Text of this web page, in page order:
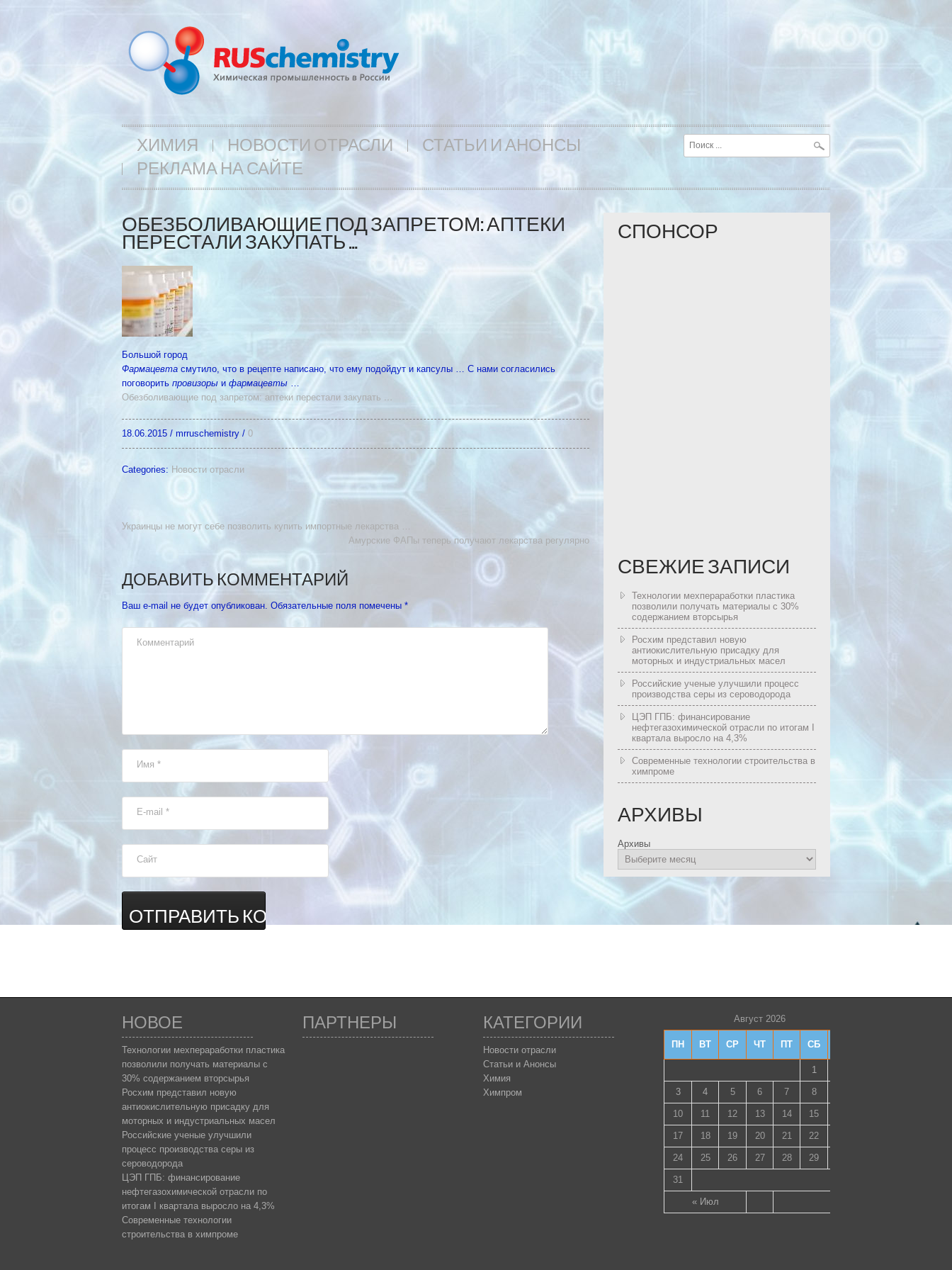
ХИМИЯ НОВОСТИ ОТРАСЛИ
СТАТЬИ И АНОНСЫ
РЕКЛАМА НА САЙТЕ
ОБЕЗБОЛИВАЮЩИЕ ПОД ЗАПРЕТОМ: АПТЕКИ
ПЕРЕСТАЛИ ЗАКУПАТЬ …
Большой город
Фармацевта смутило, что в рецепте написано, что ему подойдут и капсулы … С нами согласились
поговорить провизоры и фармацевты …
Обезболивающие под запретом: аптеки перестали закупать …
18.06.2015 / mrruschemistry / 0
Categories: Новости отрасли
Украинцы не могут себе позволить купить импортные лекарства …
Амурские ФАПы теперь получают лекарства регулярно
ДОБАВИТЬ КОММЕНТАРИЙ
Ваш e-mail не будет опубликован. Обязательные поля помечены *
Комментарий
Имя *
E-mail *
Сайт
СПОНСОР
СВЕЖИЕ ЗАПИСИ
Технологии мехпераработки пластика
позволили получать материалы с 30%
содержанием вторсырья
Росхим представил новую
антиокислительную присадку для
моторных и индустриальных масел
Российские ученые улучшили процесс
производства серы из сероводорода
ЦЭП ГПБ: финансирование
нефтегазохимической отрасли по итогам I
квартала выросло на 4,3%
Современные технологии строительства в
химпроме
АРХИВЫ
Архивы
НОВОЕ
Технологии мехпераработки пластика
позволили получать материалы с
30% содержанием вторсырья
Росхим представил новую
антиокислительную присадку для
моторных и индустриальных масел
Российские ученые улучшили
процесс производства серы из
сероводорода
ЦЭП ГПБ: финансирование
нефтегазохимической отрасли по
итогам I квартала выросло на 4,3%
Современные технологии
строительства в химпроме
ПАРТНЕРЫ КАТЕГОРИИ
Новости отрасли
Статьи и Анонсы
Химия
Химпром
Август 2026
ПН ВТ СР ЧТ ПТ СБ
« Июл
1
3 4 5 6 7 8
10 11 12 13 14 15
17 18 19 20 21 22
24 25 26 27 28 29
31